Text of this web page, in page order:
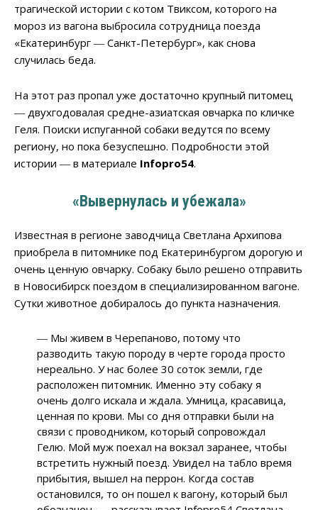
трагической истории с котом Твиксом, которого на
мороз из вагона выбросила сотрудница поезда
«Екатеринбург ― Санкт-Петербург», как снова
случилась беда.
На этот раз пропал уже достаточно крупный питомец
― двухгодовалая средне-азиатская овчарка по кличке
Геля. Поиски испуганной собаки ведутся по всему
региону, но пока безуспешно. Подробности этой
истории ― в материале Infopro54.
«Вывернулась и убежала»
Известная в регионе заводчица Светлана Архипова
приобрела в питомнике под Екатеринбургом дорогую и
очень ценную овчарку. Собаку было решено отправить
в Новосибирск поездом в специализированном вагоне.
Сутки животное добиралось до пункта назначения.
― Мы живем в Черепаново, потому что
разводить такую породу в черте города просто
нереально. У нас более 30 соток земли, где
расположен питомник. Именно эту собаку я
очень долго искала и ждала. Умница, красавица,
ценная по крови. Мы со дня отправки были на
связи с проводником, который сопровождал
Гелю. Мой муж поехал на вокзал заранее, чтобы
встретить нужный поезд. Увидел на табло время
прибытия, вышел на перрон. Когда состав
остановился, то он пошел к вагону, который был